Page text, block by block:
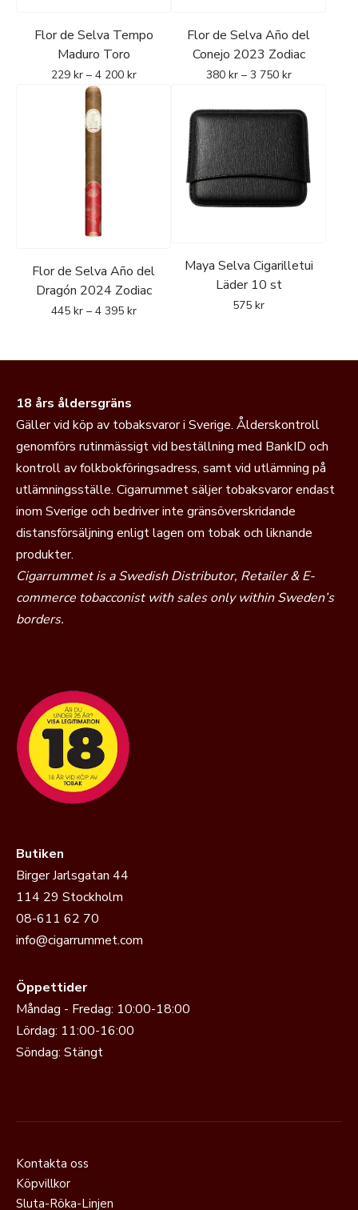
Flor de Selva Tempo
Maduro Toro
229 kr – 4 200 kr
Flor de Selva Año del
Conejo 2023 Zodiac
380 kr – 3 750 kr
Flor de Selva Año del
Dragón 2024 Zodiac
445 kr – 4 395 kr
Maya Selva Cigarilletui
Läder 10 st
575 kr
18 års åldersgräns
Gäller vid köp av tobaksvaror i Sverige. Ålderskontroll
genomförs rutinmässigt vid beställning med BankID och
kontroll av folkbokföringsadress, samt vid utlämning på
utlämningsställe. Cigarrummet säljer tobaksvaror endast
inom Sverige och bedriver inte gränsöverskridande
distansförsäljning enligt lagen om tobak och liknande
produkter.
Cigarrummet is a Swedish Distributor, Retailer & E-
commerce tobacconist with sales only within Sweden’s
borders.
Butiken
Birger Jarlsgatan 44
114 29 Stockholm
08-611 62 70
info@cigarrummet.com
Öppettider
Måndag - Fredag: 10:00-18:00
Lördag: 11:00-16:00
Söndag: Stängt
Kontakta oss
Köpvillkor
Sluta-Röka-Linjen